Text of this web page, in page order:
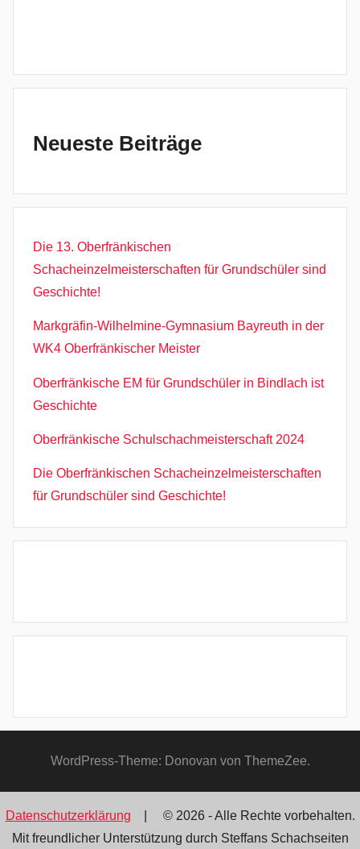
Neueste Beiträge
Die 13. Oberfränkischen
Schacheinzelmeisterschaften für Grundschüler sind
Geschichte!
Markgräfin-Wilhelmine-Gymnasium Bayreuth in der
WK4 Oberfränkischer Meister
Oberfränkische EM für Grundschüler in Bindlach ist
Geschichte
Oberfränkische Schulschachmeisterschaft 2024
Die Oberfränkischen Schacheinzelmeisterschaften
für Grundschüler sind Geschichte!
WordPress-Theme: Donovan von ThemeZee.
Datenschutzerklärung | © 2026 - Alle Rechte vorbehalten.
Mit freundlicher Unterstützung durch Steffans Schachseiten